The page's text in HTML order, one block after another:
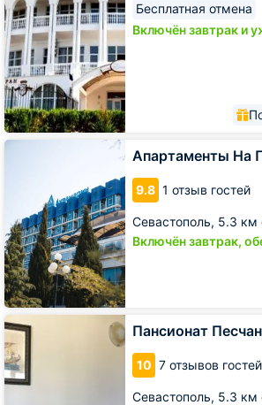
Бесплатная отмена
Включён завтрак и
Апартаменты На
9.8 1 отзыв гостей
Севастополь, 5.3 км
Включён завтрак,
Апартаменты
Пансионат
10 7 отзывов гостей
Севастополь, 5.3 км
Пансионат
Песчаный
берег